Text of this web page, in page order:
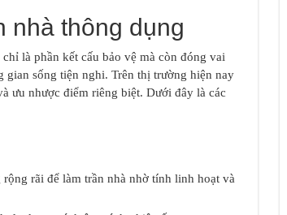
nhà thông dụng
là phần kết cấu bảo vệ mà còn đóng vai
sống tiện nghi. Trên thị trường hiện nay
ưu nhược điểm riêng biệt. Dưới đây là các
rãi để làm trần nhà nhờ tính linh hoạt và